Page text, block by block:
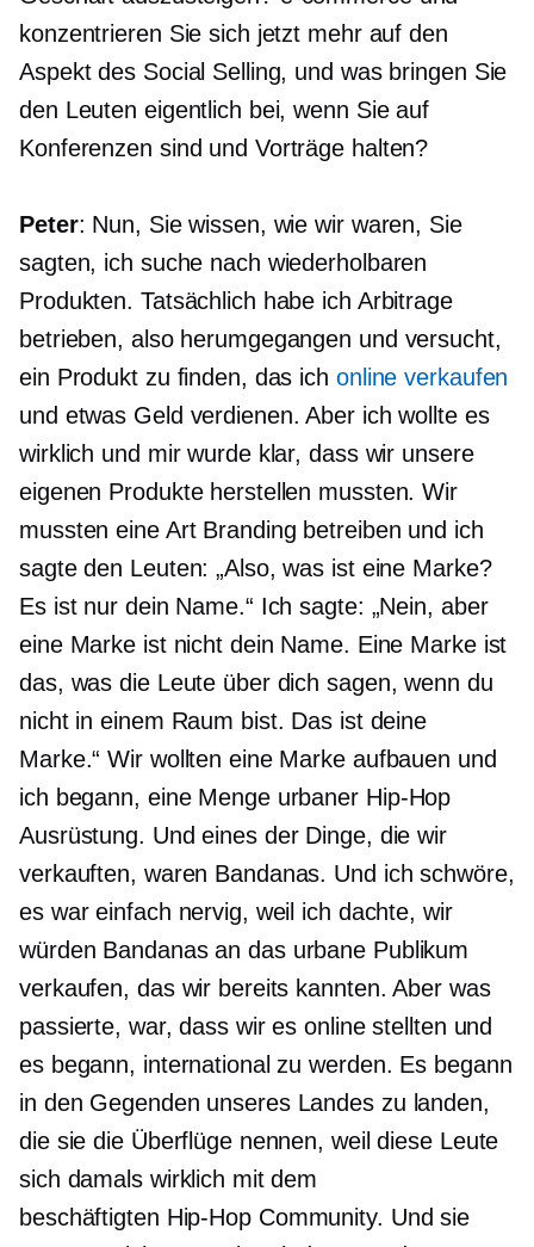
konzentrieren Sie sich jetzt mehr auf den
Aspekt des Social Selling, und was bringen Sie
den Leuten eigentlich bei, wenn Sie auf
Konferenzen sind und Vorträge halten?
Peter: Nun, Sie wissen, wie wir waren, Sie
sagten, ich suche nach wiederholbaren
Produkten. Tatsächlich habe ich Arbitrage
betrieben, also herumgegangen und versucht,
ein Produkt zu finden, das ich online verkaufen
und etwas Geld verdienen. Aber ich wollte es
wirklich und mir wurde klar, dass wir unsere
eigenen Produkte herstellen mussten. Wir
mussten eine Art Branding betreiben und ich
sagte den Leuten: „Also, was ist eine Marke?
Es ist nur dein Name.“ Ich sagte: „Nein, aber
eine Marke ist nicht dein Name. Eine Marke ist
das, was die Leute über dich sagen, wenn du
nicht in einem Raum bist. Das ist deine
Marke.“ Wir wollten eine Marke aufbauen und
ich begann, eine Menge urbaner Hip-Hop
Ausrüstung. Und eines der Dinge, die wir
verkauften, waren Bandanas. Und ich schwöre,
es war einfach nervig, weil ich dachte, wir
würden Bandanas an das urbane Publikum
verkaufen, das wir bereits kannten. Aber was
passierte, war, dass wir es online stellten und
es begann, international zu werden. Es begann
in den Gegenden unseres Landes zu landen,
die sie die Überflüge nennen, weil diese Leute
sich damals wirklich mit dem
beschäftigten Hip-HopCommunity. Und sie